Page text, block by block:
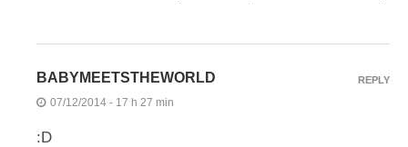
BABYMEETSTHEWORLD
07/12/2014 - 17 h 27 min
:D
REPLY